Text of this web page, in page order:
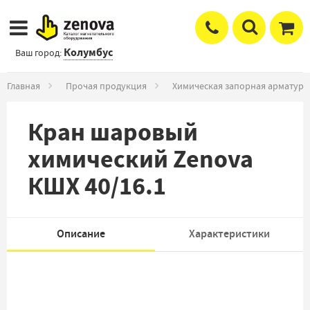
Ваш город: Колумбус
Главная Прочая продукция Химическая запорная арматура
Кран шаровый
химический Zenova
КШХ 40/16.1
Описание Характеристики